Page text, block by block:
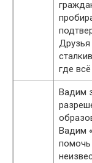
Друзья
где
Вадим
Вадим